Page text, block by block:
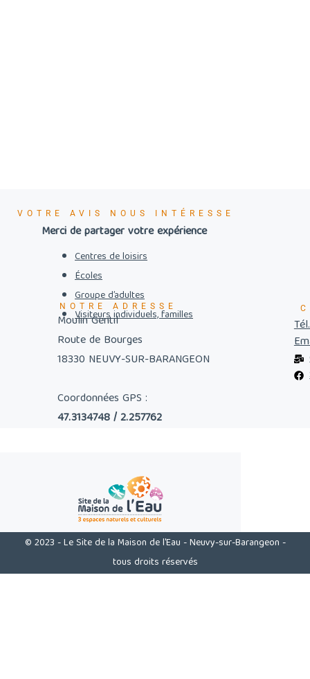
VOTRE AVIS NOUS INTÉRESSE
Merci de partager votre expérience
Centres de loisirs
Écoles
Groupe d’adultes
Visiteurs individuels, familles
NOTRE ADRESSE
Moulin Gentil
Route de Bourges
18330 NEUVY-SUR-BARANGEON
Coordonnées GPS :
47.3134748 / 2.257762
© 2023 - Le Site de la Maison de l'Eau - Neuvy-sur-Barangeon -
tous droits réservés